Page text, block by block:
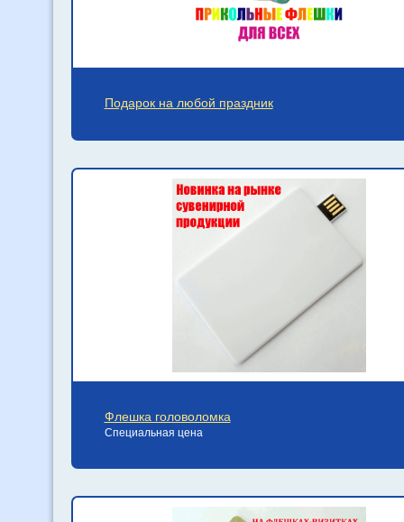
Подарок на любой праздник
Флешка головоломка
Специальная цена